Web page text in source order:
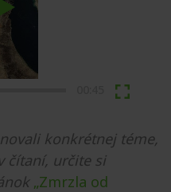
Play
konkrétnej téme,
čítaní, určite si
„Zmrzla od